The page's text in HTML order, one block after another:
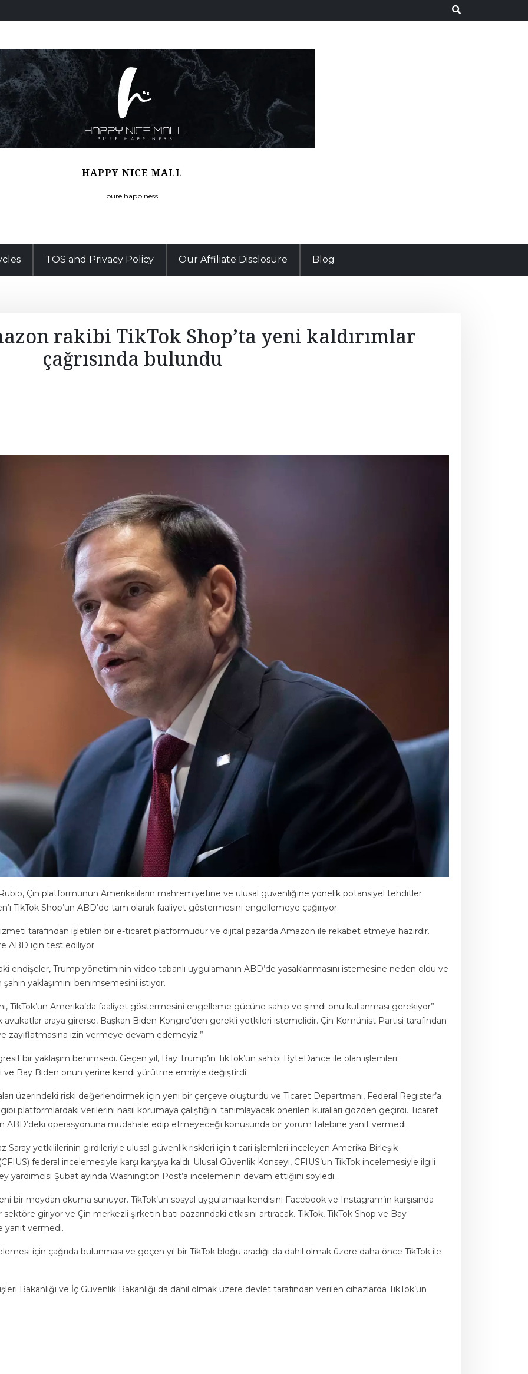
HAPPY NICE MALL
pure happiness
TOS and Privacy Policy Our Affiliate Disclosure Blog
rakibi TikTok Shop’ta yeni kaldırımlar
çağrısında bulundu
Çin platformunun Amerikalıların mahremiyetine ve ulusal güvenliğine yönelik potansiyel tehditler
TikTok Shop’un ABD’de tam olarak faaliyet göstermesini engellemeye çağırıyor.
tarafından işletilen bir e-ticaret platformudur ve dijital pazarda Amazon ile rekabet etmeye hazırdır.
ABD için test ediliyor
endişeler, Trump yönetiminin video tabanlı uygulamanın ABD’de yasaklanmasını istemesine neden oldu ve
şahin yaklaşımını benimsemesini istiyor.
TikTok’un Amerika’da faaliyet göstermesini engelleme gücüne sahip ve şimdi onu kullanması gerekiyor”
araya girerse, Başkan Biden Kongre’den gerekli yetkileri istemelidir. Çin Komünist Partisi tarafından
izin vermeye devam edemeyiz.”
bir yaklaşım benimsedi. Geçen yıl, Bay Trump’ın TikTok’un sahibi ByteDance ile olan işlemleri
Bay Biden onun yerine kendi yürütme emriyle değiştirdi.
üzerindeki riski değerlendirmek için yeni bir çerçeve oluşturdu ve Ticaret Departmanı, Federal Register’a
platformlardaki verilerini nasıl korumaya çalıştığını tanımlayacak önerilen kuralları gözden geçirdi. Ticaret
ABD’deki operasyonuna müdahale edip etmeyeceği konusunda bir yorum talebine yanıt vermedi.
Saray yetkililerinin girdileriyle ulusal güvenlik riskleri için ticari işlemleri inceleyen Amerika Birleşik
federal incelemesiyle karşı karşıya kaldı. Ulusal Güvenlik Konseyi, CFIUS’un TikTok incelemesiyle ilgili
yardımcısı Şubat ayında Washington Post’a incelemenin devam ettiğini söyledi.
bir meydan okuma sunuyor. TikTok’un sosyal uygulaması kendisini Facebook ve Instagram’ın karşısında
giriyor ve Çin merkezli şirketin batı pazarındaki etkisini artıracak. TikTok, TikTok Shop ve Bay
yanıt vermedi.
için çağrıda bulunması ve geçen yıl bir TikTok bloğu aradığı da dahil olmak üzere daha önce TikTok ile
Bakanlığı ve İç Güvenlik Bakanlığı da dahil olmak üzere devlet tarafından verilen cihazlarda TikTok’un